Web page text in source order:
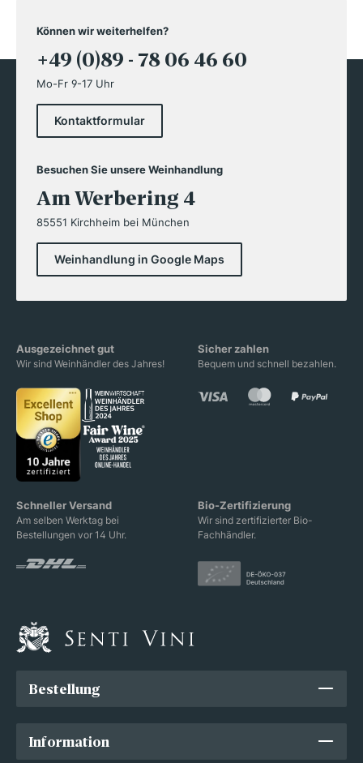
Können wir weiterhelfen?
+49 (0)89 - 78 06 46 60
Mo-Fr 9-17 Uhr
Kontaktformular
Besuchen Sie unsere Weinhandlung
Am Werbering 4
85551 Kirchheim bei München
Weinhandlung in Google Maps
Ausgezeichnet gut
Wir sind Weinhändler des Jahres!
Sicher zahlen
Bequem und schnell bezahlen.
Schneller Versand
Am selben Werktag bei
Bestellungen vor 14 Uhr.
Bio-Zertifizierung
Wir sind zertifizierter Bio-
Fachhändler.
Bestellung
Information